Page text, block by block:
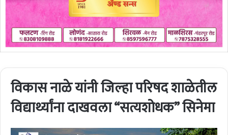
विकास नाळे यांनी जिल्हा परिषद शाळेतील
विद्यार्थ्यांना दाखवला “सत्यशोधक” सिनेमा